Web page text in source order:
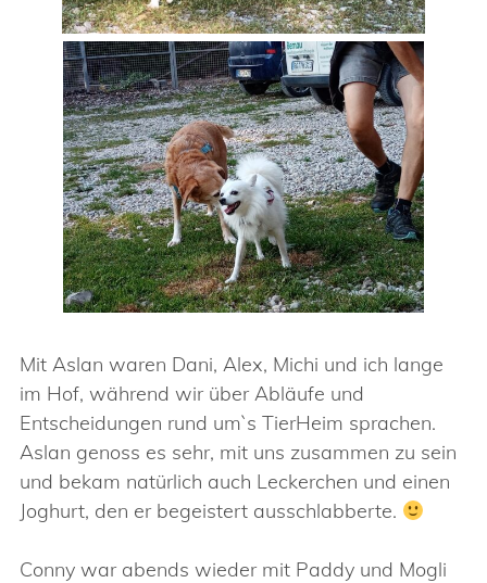
Mit Aslan waren Dani, Alex, Michi und ich lange
im Hof, während wir über Abläufe und
Entscheidungen rund um`s TierHeim sprachen.
Aslan genoss es sehr, mit uns zusammen zu sein
und bekam natürlich auch Leckerchen und einen
Joghurt, den er begeistert ausschlabberte.
Conny war abends wieder mit Paddy und Mogli